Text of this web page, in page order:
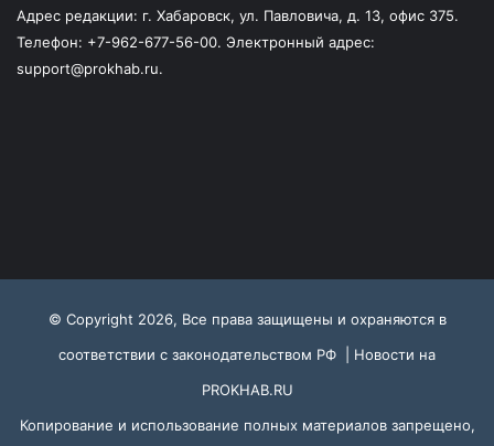
Адрес редакции: г. Хабаровск, ул. Павловича, д. 13, офис 375.
Телефон: +7-962-677-56-00. Электронный адрес:
support@prokhab.ru.
© Copyright 2026, Все права защищены и охраняются в
соответствии с законодательством РФ | Новости на
PROKHAB.RU
Копирование и использование полных материалов запрещено,